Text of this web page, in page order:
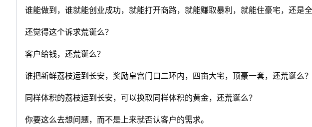
谁能做到，谁就能创业成功，就能打开商路，就能赚取暴利，就能住豪宅，还是全
还觉得这个诉求荒诞么？
客户给钱，还荒诞么？
谁把新鲜荔枝运到长安，奖励皇宫门口二环内，四亩大宅，顶豪一套，还荒诞么？
同样体积的荔枝运到长安，可以换取同样体积的黄金，还荒诞么？
你要这么去想问题，而不是上来就否认客户的需求。